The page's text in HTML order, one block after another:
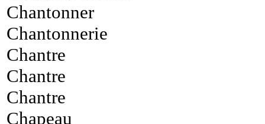
Chantonner
Chantonnerie
Chantre
Chantre
Chantre
Chapeau